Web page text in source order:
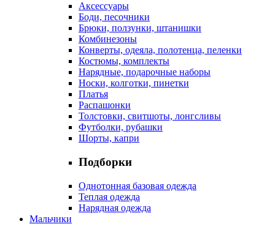
Аксессуары
Боди, песочники
Брюки, ползунки, штанишки
Комбинезоны
Конверты, одеяла, полотенца, пеленки
Костюмы, комплекты
Нарядные, подарочные наборы
Носки, колготки, пинетки
Платья
Распашонки
Толстовки, свитшоты, лонгсливы
Футболки, рубашки
Шорты, капри
Подборки
Однотонная базовая одежда
Теплая одежда
Нарядная одежда
Мальчики